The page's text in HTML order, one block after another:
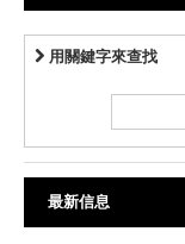
用關鍵字來查找
最新信息